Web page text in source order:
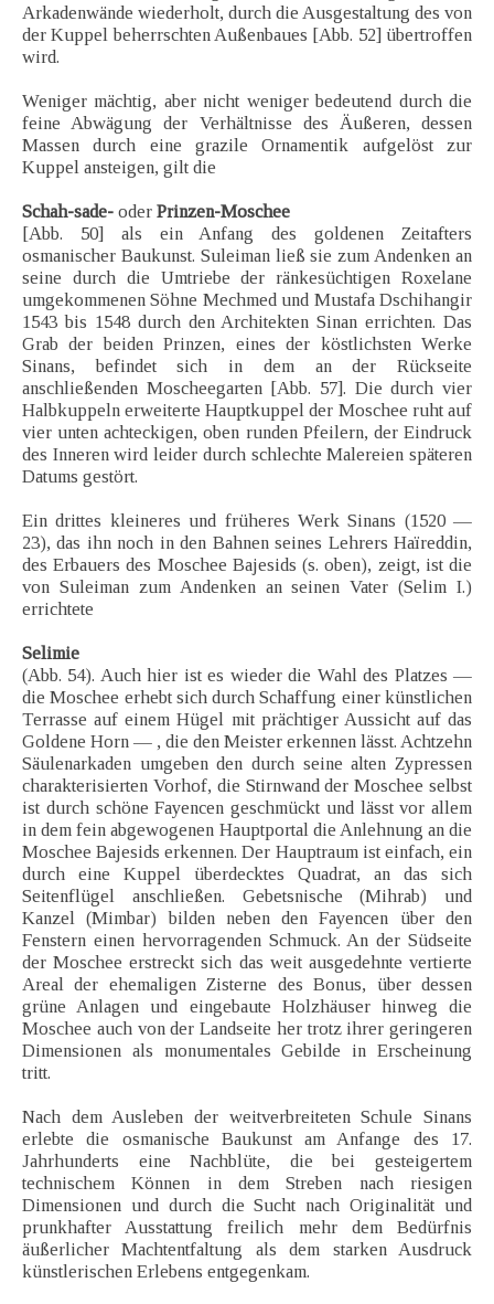
Arkadenwände wiederholt, durch die Ausgestaltung des von
der Kuppel beherrschten Außenbaues [Abb. 52] übertroffen
wird.
Weniger mächtig, aber nicht weniger bedeutend durch die
feine Abwägung der Verhältnisse des Äußeren, dessen
Massen durch eine grazile Ornamentik aufgelöst zur
Kuppel ansteigen, gilt die
Schah-sade- oder Prinzen-Moschee
[Abb. 50] als ein Anfang des goldenen Zeitafters
osmanischer Baukunst. Suleiman ließ sie zum Andenken an
seine durch die Umtriebe der ränkesüchtigen Roxelane
umgekommenen Söhne Mechmed und Mustafa Dschihangir
1543 bis 1548 durch den Architekten Sinan errichten. Das
Grab der beiden Prinzen, eines der köstlichsten Werke
Sinans, befindet sich in dem an der Rückseite
anschließenden Moscheegarten [Abb. 57]. Die durch vier
Halbkuppeln erweiterte Hauptkuppel der Moschee ruht auf
vier unten achteckigen, oben runden Pfeilern, der Eindruck
des Inneren wird leider durch schlechte Malereien späteren
Datums gestört.
Ein drittes kleineres und früheres Werk Sinans (1520 —
23), das ihn noch in den Bahnen seines Lehrers Haïreddin,
des Erbauers des Moschee Bajesids (s. oben), zeigt, ist die
von Suleiman zum Andenken an seinen Vater (Selim I.)
errichtete
Selimie
(Abb. 54). Auch hier ist es wieder die Wahl des Platzes —
die Moschee erhebt sich durch Schaffung einer künstlichen
Terrasse auf einem Hügel mit prächtiger Aussicht auf das
Goldene Horn — , die den Meister erkennen lässt. Achtzehn
Säulenarkaden umgeben den durch seine alten Zypressen
charakterisierten Vorhof, die Stirnwand der Moschee selbst
ist durch schöne Fayencen geschmückt und lässt vor allem
in dem fein abgewogenen Hauptportal die Anlehnung an die
Moschee Bajesids erkennen. Der Hauptraum ist einfach, ein
durch eine Kuppel überdecktes Quadrat, an das sich
Seitenflügel anschließen. Gebetsnische (Mihrab) und
Kanzel (Mimbar) bilden neben den Fayencen über den
Fenstern einen hervorragenden Schmuck. An der Südseite
der Moschee erstreckt sich das weit ausgedehnte vertierte
Areal der ehemaligen Zisterne des Bonus, über dessen
grüne Anlagen und eingebaute Holzhäuser hinweg die
Moschee auch von der Landseite her trotz ihrer geringeren
Dimensionen als monumentales Gebilde in Erscheinung
tritt.
Nach dem Ausleben der weitverbreiteten Schule Sinans
erlebte die osmanische Baukunst am Anfange des 17.
Jahrhunderts eine Nachblüte, die bei gesteigertem
technischem Können in dem Streben nach riesigen
Dimensionen und durch die Sucht nach Originalität und
prunkhafter Ausstattung freilich mehr dem Bedürfnis
äußerlicher Machtentfaltung als dem starken Ausdruck
künstlerischen Erlebens entgegenkam.